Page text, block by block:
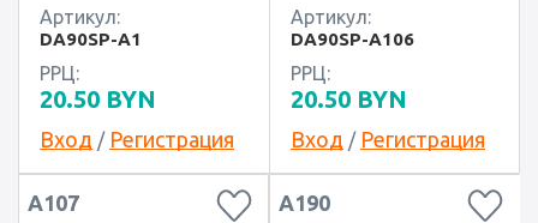
Артикул:
DA90SP-A1
РРЦ:
20.50 BYN
Вход / Регистрация
Артикул:
DA90SP-A106
РРЦ:
20.50 BYN
Вход / Регистрация
А107 А190